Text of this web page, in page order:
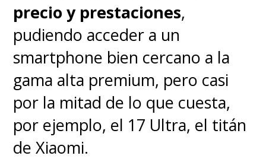
cuando su control está fuera de
sus manos.Entender que el rol
del científico debe ir más allá
en la sociedad.
Su relato, aunque estructurado
en distintos tiempos, tienen dos
precio y prestaciones,
pudiendo acceder a un
smartphone bien cercano a la
gama alta premium, pero casi
por la mitad de lo que cuesta,
por ejemplo, el 17 Ultra, el titán
de Xiaomi.